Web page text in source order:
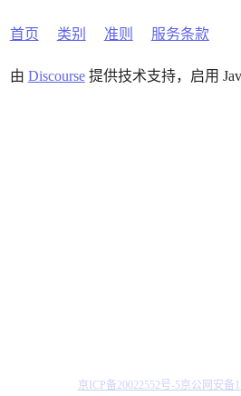
首页 类别 准则 服务条款
由 Discourse提供技术支持，启用
京ICP备20022552号-5京公网安备